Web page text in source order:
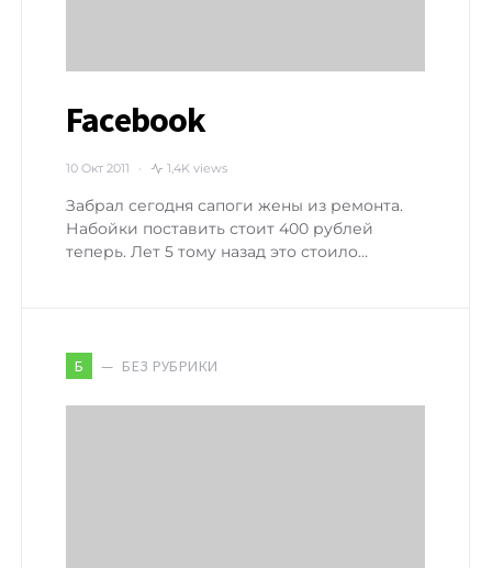
Facebook
10 Окт 2011 1,4K views
Забрал сегодня сапоги жены из ремонта.
Набойки поставить стоит 400 рублей
теперь. Лет 5 тому назад это стоило…
Б БЕЗ РУБРИКИ